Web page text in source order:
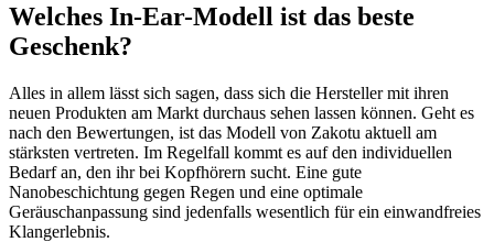
Welches In-Ear-Modell ist das beste
Geschenk?
Alles in allem lässt sich sagen, dass sich die Hersteller mit ihren
neuen Produkten am Markt durchaus sehen lassen können. Geht es
nach den Bewertungen, ist das Modell von Zakotu aktuell am
stärksten vertreten. Im Regelfall kommt es auf den individuellen
Bedarf an, den ihr bei Kopfhörern sucht. Eine gute
Nanobeschichtung gegen Regen und eine optimale
Geräuschanpassung sind jedenfalls wesentlich für ein einwandfreies
Klangerlebnis.